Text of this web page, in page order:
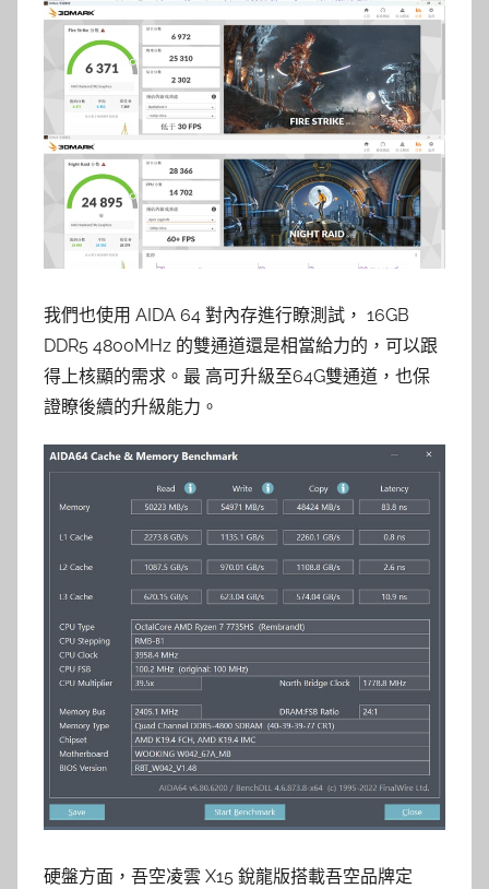
我們也使用 AIDA 64 對內存進行瞭測試， 16GB
DDR5 4800MHz 的雙通道還是相當給力的，可以跟
得上核顯的需求。最 高可升級至64G雙通道，也保
證瞭後續的升級能力。
硬盤方面，吾空凌雲 X15 銳龍版搭載吾空品牌定